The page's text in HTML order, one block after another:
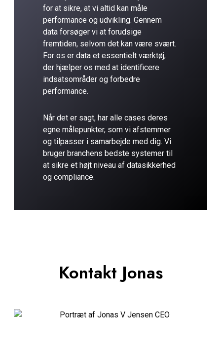
for at sikre, at vi altid kan måle
performance og udvikling. Gennem
data forsøger vi at forudsige
fremtiden, selvom det kan være svært.
For os er data et essentielt værktøj,
der hjælper os med at identificere
indsatsområder og forbedre
performance.
Når det er sagt, har alle cases deres
egne målepunkter, som vi afstemmer
og tilpasser i samarbejde med dig. Vi
bruger branchens bedste systemer til
at sikre et højt niveau af datasikkerhed
og compliance.
Kontakt Jonas